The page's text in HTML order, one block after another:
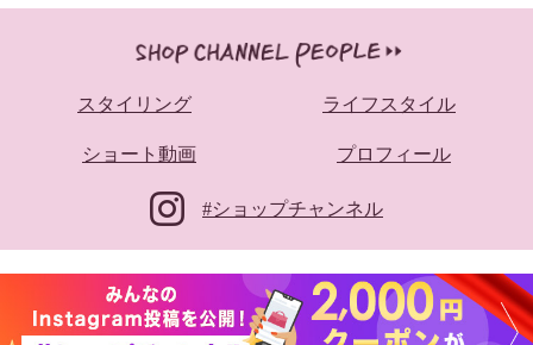
スタイリング ライフスタイル
ショート動画 プロフィール
#ショップチャンネル